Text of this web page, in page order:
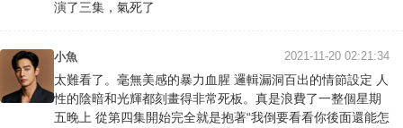
演了三集，氣死了
小魚 2021-11-20 02:21:34
太難看了。毫無美感的暴力血腥 邏輯漏洞百出的情節設定 人
性的陰暗和光輝都刻畫得非常死板。真是浪費了一整個星期
五晚上 從第四集開始完全就是抱著“我倒要看看你後面還能怎